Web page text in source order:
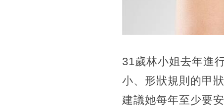
31歲林小姐去年進
小、形狀規則的甲
建議她每年至少要